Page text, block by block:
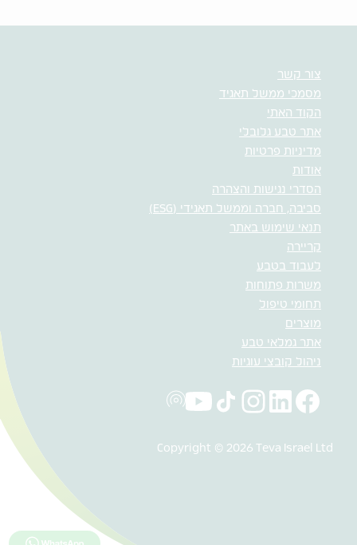
צור קשר
מסמכי ממשל תאגיד
הקוד האתי
אתר טבע גלובלי
מדיניות פרטיות
אודות
הסדרי נגישות והצהרה
סביבה, חברה וממשל תאגידי (ESG)
תנאי שימוש באתר
קריירה
לעבוד בטבע
משרות פתוחות
תחומי טיפול
מוצרים
אתר גמלאי טבע
ניהול קובצי עוגיות
Copyright © 2026 Teva Israel Ltd